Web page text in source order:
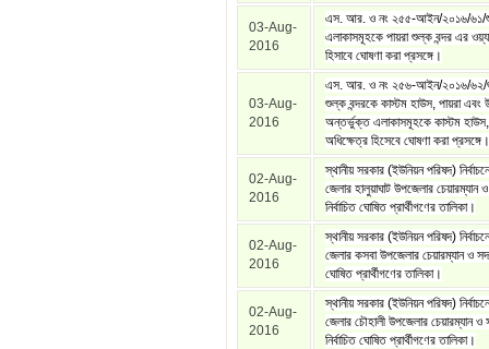
03-Aug-
2016
এস. আর. ও নং ২৫৫-আইন/২০১৬/৬১/
এলাকাসমূহকে পায়রা শুল্ক বন্দর এর
হিসাবে ঘোষণা করা প্রসঙ্গে।
03-Aug-
2016
এস. আর. ও নং ২৫৬-আইন/২০১৬/৬২/
শুল্ক বন্দরকে কাস্টম হাউস, পায়রা এবং
অন্তর্ভুক্ত এলাকাসমূহকে কাস্টম হাউস,
অধিক্ষেত্র হিসেবে ঘোষণা করা প্রসঙ্গে।
02-Aug-
2016
স্থানীয় সরকার (ইউনিয়ন পরিষদ)
জেলার হালুয়াঘাট উপজেলার চেয়ারম্যান
নির্বাচিত ঘোষিত প্রার্থীগণের তালিকা।
02-Aug-
2016
স্থানীয় সরকার (ইউনিয়ন পরিষদ) নির্বাচনে
জেলার কসবা উপজেলার চেয়ারম্যান ও
ঘোষিত প্রার্থীগণের তালিকা।
02-Aug-
2016
স্থানীয় সরকার (ইউনিয়ন পরিষদ)
জেলার চৌহালী উপজেলার চেয়ারম্যান
নির্বাচিত ঘোষিত প্রার্থীগণের তালিকা।